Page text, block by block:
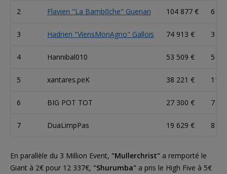
2 Flavien "La Bamb0che" Guenan 104 877 € 6
3 Hadrien "ViensMonAgno" Gallois 74 913 € 3
4 Hannibal010 53 509 € 5
5 xantares.peK 38 221 € 11
6 BIG POT TOT 27 300 € 7
7 DuaLimpPas 19 629 € 8
En parallèle du 3 Million Event, "Mullerchrist" a remporté le
Giant à 2€ pour 12 337€, "Shurumba" a pris le High Five à 5€